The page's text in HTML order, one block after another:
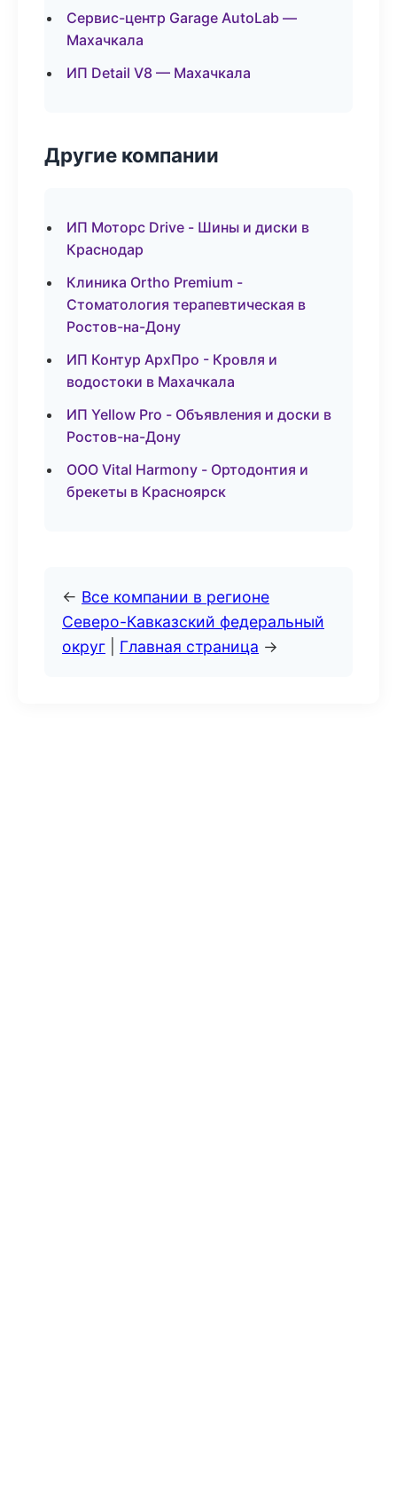
Сервис-центр Garage AutoLab —
Махачкала
ИП Detail V8 — Махачкала
Другие компании
ИП Моторс Drive - Шины и диски в
Краснодар
Клиника Ortho Premium -
Стоматология терапевтическая в
Ростов-на-Дону
ИП Контур АрхПро - Кровля и
водостоки в Махачкала
ИП Yellow Pro - Объявления и доски в
Ростов-на-Дону
ООО Vital Harmony - Ортодонтия и
брекеты в Красноярск
← Все компании в регионе
Северо-Кавказский федеральный
округ
Главная страница →